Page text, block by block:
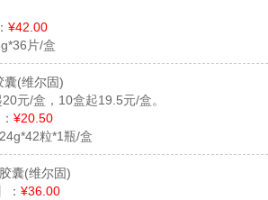
¥42.00
片/盒
囊(维尔固)
元/盒，10盒起19.5元/盒。
¥20.50
粒*1瓶/盒
囊(维尔固)
： ¥36.00